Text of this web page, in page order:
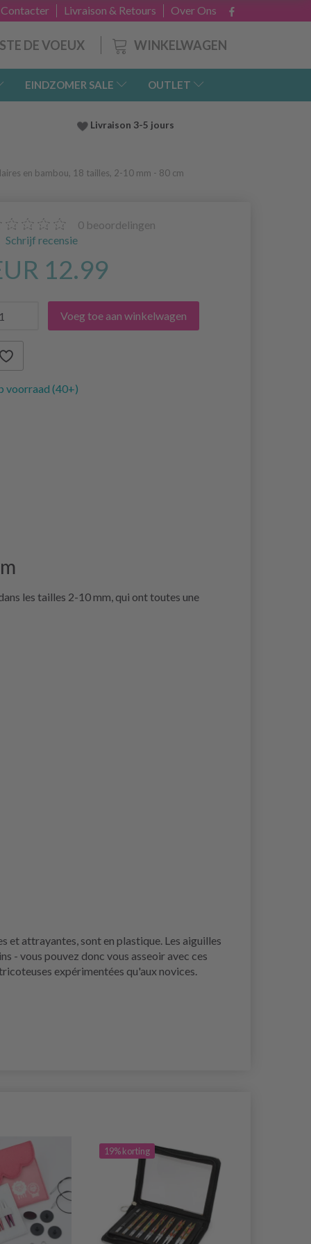
Over Ons
Livraison & Retours
WINKELWAGEN
DE VOEUX
EINDZOMER SALE OUTLET
Livraison 3-5 jours
en bambou, 18 tailles, 2-10 mm - 80 cm
0 beoordelingen
Schrijf recensie
12.99
Voeg toe aan winkelwagen
voorraad (40+)
les tailles 2-10 mm, qui ont toutes une
et attrayantes, sont en plastique. Les aiguilles
- vous pouvez donc vous asseoir avec ces
expérimentées qu'aux novices.
19% korting